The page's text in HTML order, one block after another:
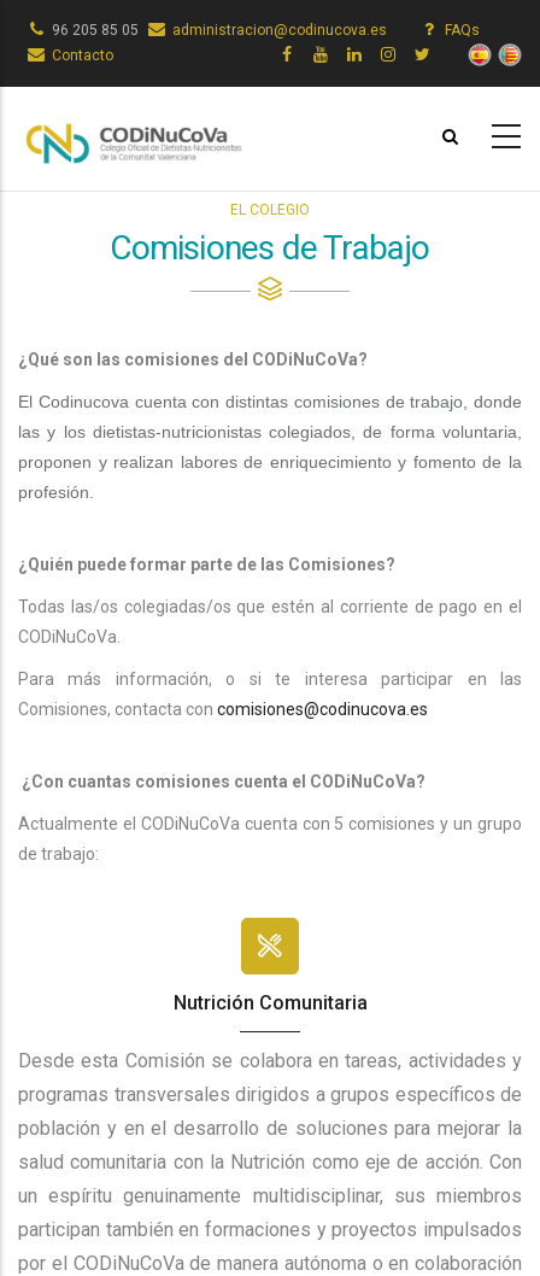
96 205 85 05 administracion@codinucova.es
FAQs
Contacto
EL COLEGIO
Comisiones de Trabajo
¿Qué son las comisiones del CODiNuCoVa?
El Codinucova cuenta con distintas comisiones de trabajo, donde
las y los dietistas-nutricionistas colegiados, de forma voluntaria,
proponen y realizan labores de enriquecimiento y fomento de la
profesión.
¿Quién puede formar parte de las Comisiones?
Todas las/os colegiadas/os que estén al corriente de pago en el
CODiNuCoVa.
Para más información, o si te interesa participar en las
Comisiones, contacta con comisiones@codinucova.es
¿Con cuantas comisiones cuenta el CODiNuCoVa?
Actualmente el CODiNuCoVa cuenta con 5 comisiones y un grupo
de trabajo:
Nutrición Comunitaria
Desde esta Comisión se colabora en tareas, actividades y
programas transversales dirigidos a grupos específicos de
población y en el desarrollo de soluciones para mejorar la
salud comunitaria con la Nutrición como eje de acción. Con
un espíritu genuinamente multidisciplinar, sus miembros
participan también en formaciones y proyectos impulsados
por el CODiNuCoVa de manera autónoma o en colaboración